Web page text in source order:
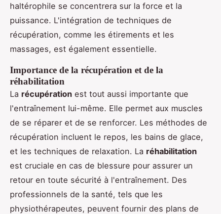
haltérophile se concentrera sur la force et la
puissance. L'intégration de techniques de
récupération, comme les étirements et les
massages, est également essentielle.
Importance de la récupération et de la
réhabilitation
La récupération est tout aussi importante que
l'entraînement lui-même. Elle permet aux muscles
de se réparer et de se renforcer. Les méthodes de
récupération incluent le repos, les bains de glace,
et les techniques de relaxation. La réhabilitation
est cruciale en cas de blessure pour assurer un
retour en toute sécurité à l'entraînement. Des
professionnels de la santé, tels que les
physiothérapeutes, peuvent fournir des plans de